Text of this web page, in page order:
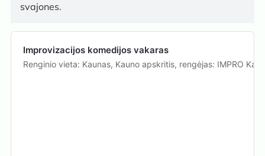
svajones.
Improvizacijos komedijos vakaras
Renginio vieta: Kaunas, Kauno apskritis, rengėjas: IMPRO